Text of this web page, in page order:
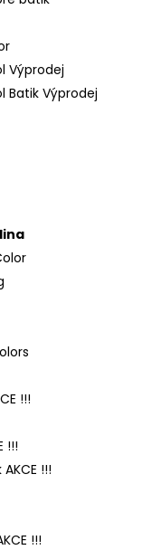
Výprodej
Batik Výprodej
!!!
!!!
AKCE !!!
!!!